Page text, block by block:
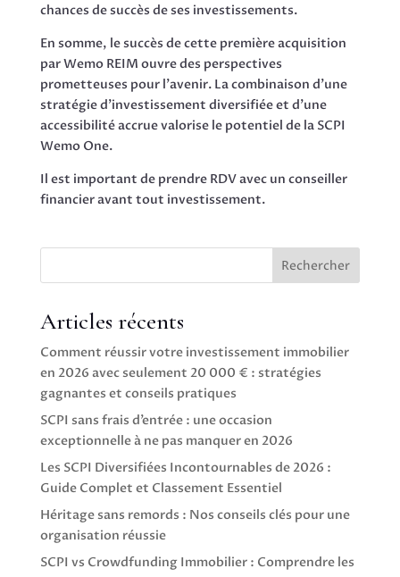
chances de succès de ses investissements.
En somme, le succès de cette première acquisition
par Wemo REIM ouvre des perspectives
prometteuses pour l’avenir. La combinaison d’une
stratégie d’investissement diversifiée et d’une
accessibilité accrue valorise le potentiel de la SCPI
Wemo One.
Il est important de prendre RDV avec un conseiller
financier avant tout investissement.
Rechercher
Articles récents
Comment réussir votre investissement immobilier
en 2026 avec seulement 20 000 € : stratégies
gagnantes et conseils pratiques
SCPI sans frais d’entrée : une occasion
exceptionnelle à ne pas manquer en 2026
Les SCPI Diversifiées Incontournables de 2026 :
Guide Complet et Classement Essentiel
Héritage sans remords : Nos conseils clés pour une
organisation réussie
SCPI vs Crowdfunding Immobilier : Comprendre les